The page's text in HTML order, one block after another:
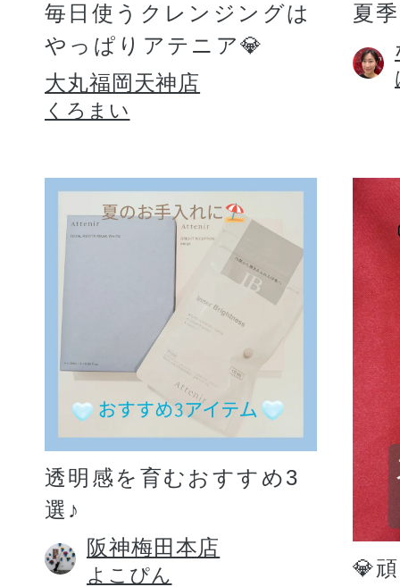
毎日使うクレンジングは
やっぱりアテニア💎
大丸福岡天神店
くろまい
夏
透明感を育むおすすめ3
選♪
阪神梅田本店
よこぴん
💎